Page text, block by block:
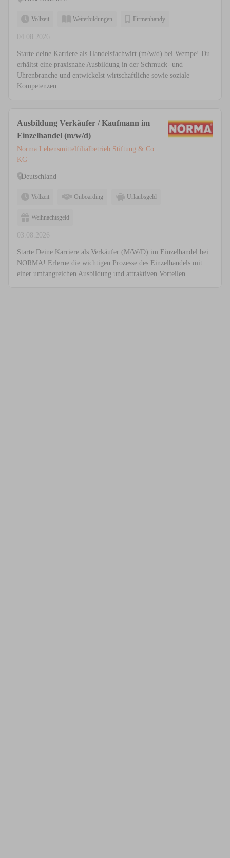
Vollzeit Weiterbildungen Firmenhandy
04.08.2026
Starte deine Karriere als Handelsfachwirt (m/w/d) bei Wempe! Du
erhältst eine praxisnahe Ausbildung in der Schmuck- und
Uhrenbranche und entwickelst wirtschaftliche sowie soziale
Kompetenzen.
Ausbildung Verkäufer / Kaufmann im
Einzelhandel (m/w/d)
Norma Lebensmittelfilialbetrieb Stiftung & Co.
KG
Deutschland
Vollzeit Onboarding Urlaubsgeld
Weihnachtsgeld
03.08.2026
Starte Deine Karriere als Verkäufer (M/W/D) im Einzelhandel bei
NORMA! Erlerne die wichtigen Prozesse des Einzelhandels mit
einer umfangreichen Ausbildung und attraktiven Vorteilen.